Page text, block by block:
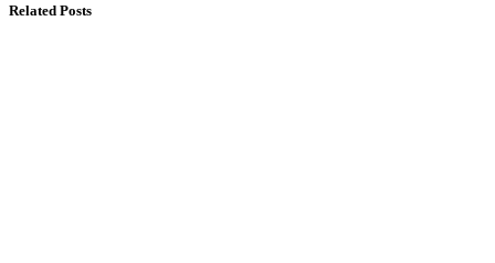
Related Posts